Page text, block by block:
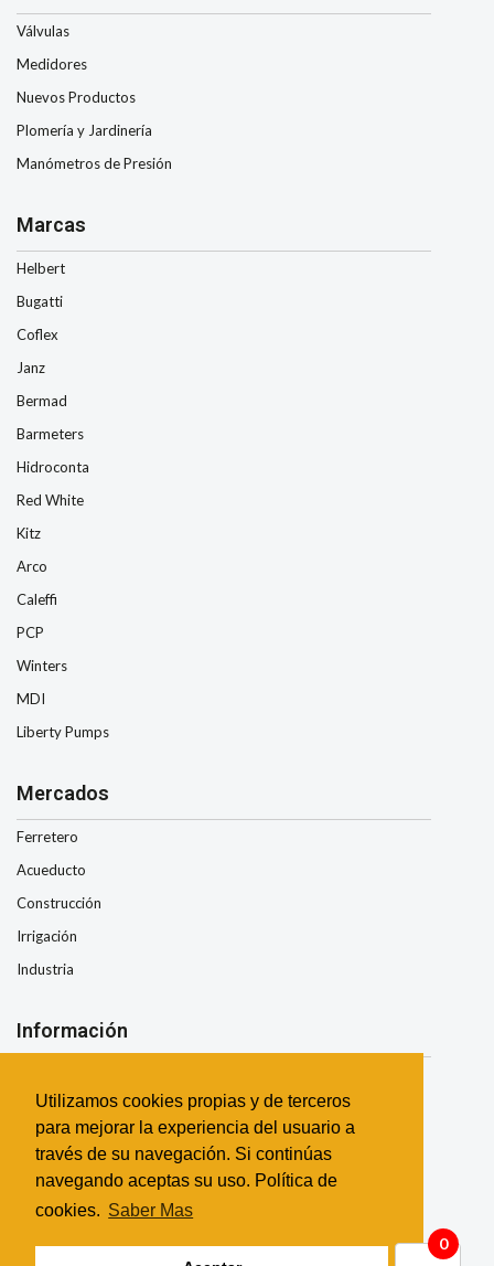
Utilizamos cookies propias y de terceros
para mejorar la experiencia del usuario a
través de su navegación. Si continúas
navegando aceptas su uso. Política de
cookies. Saber Mas
0
Válvulas
Medidores
Nuevos Productos
Plomería y Jardinería
Manómetros de Presión
Marcas
Helbert
Bugatti
Coflex
Janz
Bermad
Barmeters
Hidroconta
Red White
Kitz
Arco
Caleffi
PCP
Winters
MDI
Liberty Pumps
Mercados
Ferretero
Acueducto
Construcción
Irrigación
Industria
Información
Condiciones de Envio
Términos y Condiciones
Garantía
Contacto